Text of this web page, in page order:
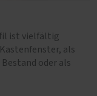
ist vielfältig
als
oder als